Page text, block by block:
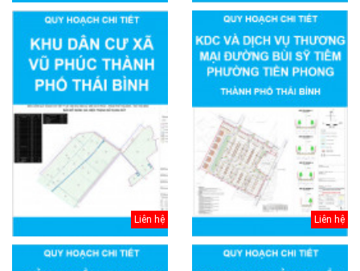
Liên hệ Liên hệ